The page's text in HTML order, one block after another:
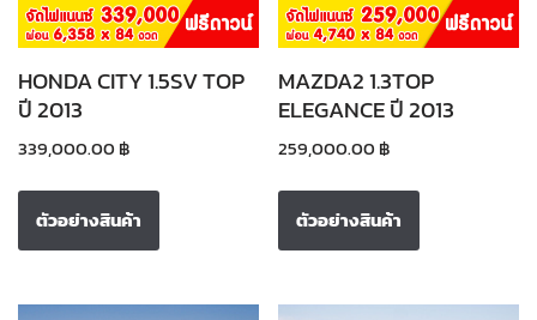
HONDA CITY 1.5SV TOP
ปี 2013
339,000.00 ฿
ตัวอย่างสินค้า
MAZDA2 1.3TOP
ELEGANCE ปี 2013
259,000.00 ฿
ตัวอย่างสินค้า